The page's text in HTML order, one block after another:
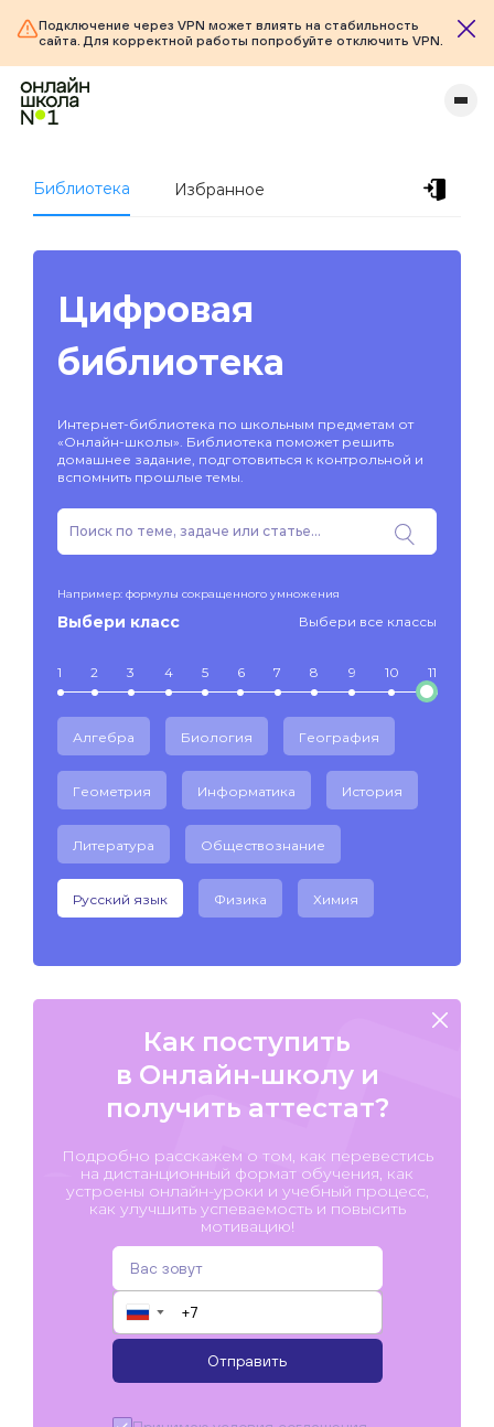
Подключение через VPN может влиять на стабильность
сайта. Для корректной работы попробуйте отключить VPN.
Библиотека Избранное
Цифровая
библиотека
Интернет-библиотека по школьным предметам от
«Онлайн-школы». Библиотека поможет решить
домашнее задание, подготовиться к контрольной и
вспомнить прошлые темы.
Например: формулы сокращенного умножения
Выбери класс Выбери все классы
1 2 3 4 5 6 7 8 9 10 11
Алгебра Биология География
Геометрия Информатика История
Литература Обществознание
Русский язык Физика Химия
Как поступить
в Онлайн-школу и
получить аттестат?
Подробно расскажем о том, как перевестись
на дистанционный формат обучения, как
устроены онлайн-уроки и учебный процесс,
как улучшить успеваемость и повысить
мотивацию!
▼
Отправить